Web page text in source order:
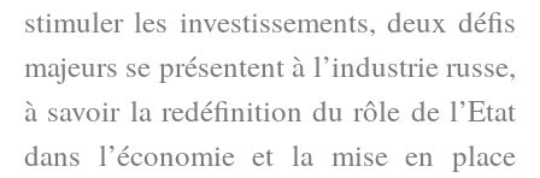
stimuler les investissements, deux défis
majeurs se présentent à l’industrie russe,
à savoir la redéfinition du rôle de l’Etat
dans l’économie et la mise en place